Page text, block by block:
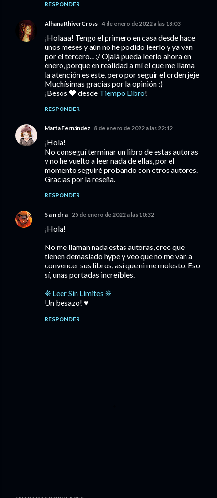
RESPONDER
Alhana RhiverCross 4 de enero de 2022 a las 13:03
¡Holaaa! Tengo el primero en casa desde hace
unos meses y aún no he podido leerlo y ya van
por el tercero... :/ Ojalá pueda leerlo ahora en
enero, porque en realidad a mí el que me llama
la atención es este, pero por seguir el orden jeje
Muchísimas gracias por la opinión :)
¡Besos 🖤 desde Tiempo Libro!
RESPONDER
Marta Fernández 8 de enero de 2022 a las 22:12
¡Hola!
No conseguí terminar un libro de estas autoras
y no he vuelto a leer nada de ellas, por el
momento seguiré probando con otros autores.
Gracias por la reseña.
RESPONDER
S a n d r a 25 de enero de 2022 a las 10:32
¡Hola!
No me llaman nada estas autoras, creo que
tienen demasiado hype y veo que no me van a
convencer sus libros, así que ni me molesto. Eso
sí, unas portadas increíbles.
❊ Leer Sin Límites ❊
Un besazo! ♥️
RESPONDER